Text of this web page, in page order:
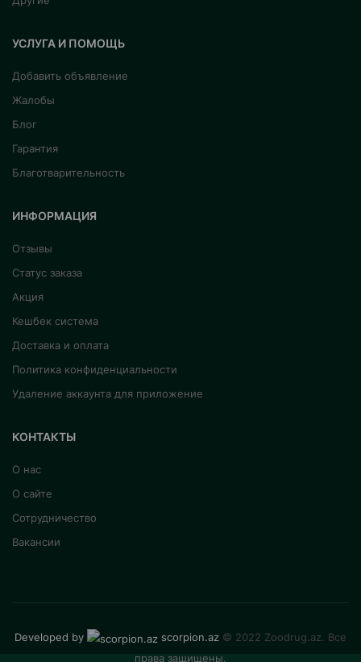
УСЛУГА И ПОМОЩЬ
Добавить объявление
Жалобы
Блог
Гарантия
Благотварительность
ИНФОРМАЦИЯ
Отзывы
Статус заказа
Акция
Кешбек система
Доставка и оплата
Политика конфиденциальности
Удаление аккаунта для приложение
КОНТАКТЫ
О нас
О сайте
Сотрудничество
Вакансии
Developed by scorpion.az © 2022 Zoodrug.az. Все
права защищены.